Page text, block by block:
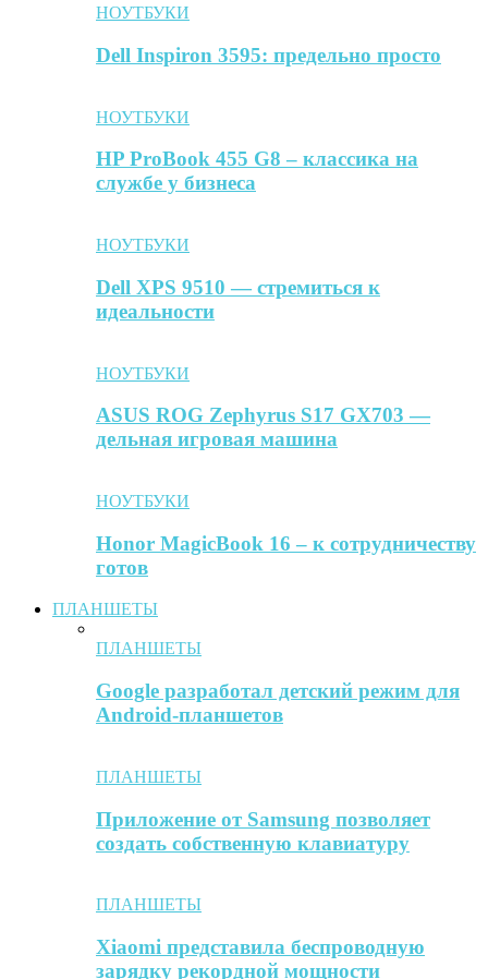
НОУТБУКИ
Dell Inspiron 3595: предельно просто
НОУТБУКИ
HP ProBook 455 G8 – классика на
службе у бизнеса
НОУТБУКИ
Dell XPS 9510 — стремиться к
идеальности
НОУТБУКИ
ASUS ROG Zephyrus S17 GX703 —
дельная игровая машина
НОУТБУКИ
Honor MagicBook 16 – к сотрудничеству
готов
ПЛАНШЕТЫ
ПЛАНШЕТЫ
Google разработал детский режим для
Android-планшетов
ПЛАНШЕТЫ
Приложение от Samsung позволяет
создать собственную клавиатуру
ПЛАНШЕТЫ
Xiaomi представила беспроводную
зарядку рекордной мощности